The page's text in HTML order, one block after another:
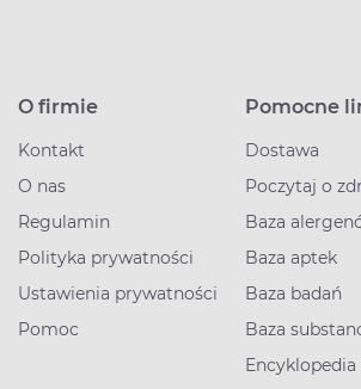
O firmie
Kontakt
O nas
Regulamin
Polityka prywatności
Ustawienia prywatności
Pomoc
Pomocne
Dostawa
Poczytaj o
Baza
Baza aptek
Baza badań
Baza
Encyklopedia